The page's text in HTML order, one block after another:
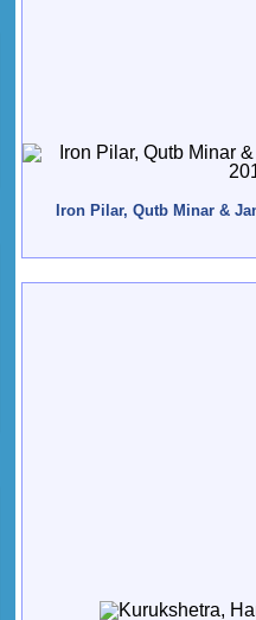
Iron Pilar, Qutb Minar &